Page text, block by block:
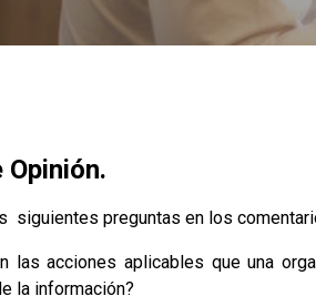
Opinión.
siguientes preguntas en los
las acciones aplicables que una
la información?